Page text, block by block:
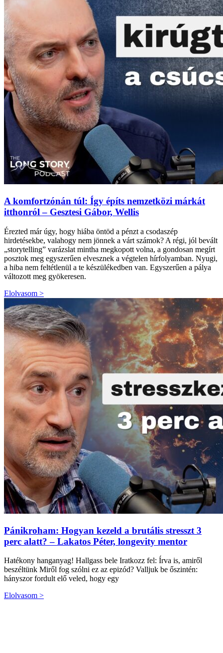
A komfortzónán túl: Így építs nemzetközi márkát
itthonról – Gesztesi Gábor, Wellis
Érezted már úgy, hogy hiába öntöd a pénzt a csodaszép
hirdetésekbe, valahogy nem jönnek a várt számok? A régi, jól bevált
„storytelling” varázslat mintha megkopott volna, a gondosan megírt
posztok meg egyszerűen elvesznek a végtelen hírfolyamban. Nyugi,
a hiba nem feltétlenül a te készülékedben van. Egyszerűen a pálya
változott meg gyökeresen.
Elolvasom >
Pánikroham: Hogyan kezeld a brutális stresszt 3
perc alatt? – Lakatos Péter, longevity mentor
Hatékony hanganyag! Hallgass bele Iratkozz fel: Írva is, amiről
beszéltünk Miről fog szólni ez az epizód? Valljuk be őszintén:
hányszor fordult elő veled, hogy egy
Elolvasom >